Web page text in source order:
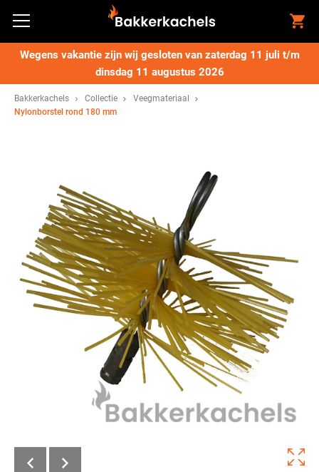
Wegens vakantie zijn wij gesloten van zaterdag 11 juli t/m
dinsdag 11 augustus 2026
Bakkerkachels Collectie
Veegmateriaal
Nylonborstel rond 180 mm